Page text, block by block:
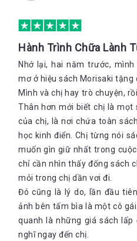
Hành Trình Chữa Lành
Nhớ lại, hai năm trước,
mơ ở hiệu sách Morisaki tặng
Mình và chị hay trò chuyện,
Thân hơn mới biết chị là mọt
của chị, là nơi chứa toàn
học kinh điển. Chị từng nói
muốn gìn giữ nhất trong
chỉ cần nhìn thấy đống sách
mỏi trong chị dần vơi đi.
Đó cũng là lý do, lần đầu
ảnh bên tấm bìa là một cô
quanh là những giá sách
nghĩ ngay đến chị.